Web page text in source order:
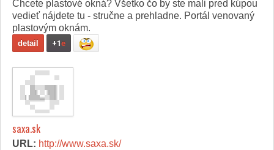
Chcete plastové okná? Všetko čo by ste mali pred kúpou
vedieť nájdete tu - stručne a prehladne. Portál venovaný
plastovým oknám.
detail +1e
saxa.sk
URL: http://www.saxa.sk/